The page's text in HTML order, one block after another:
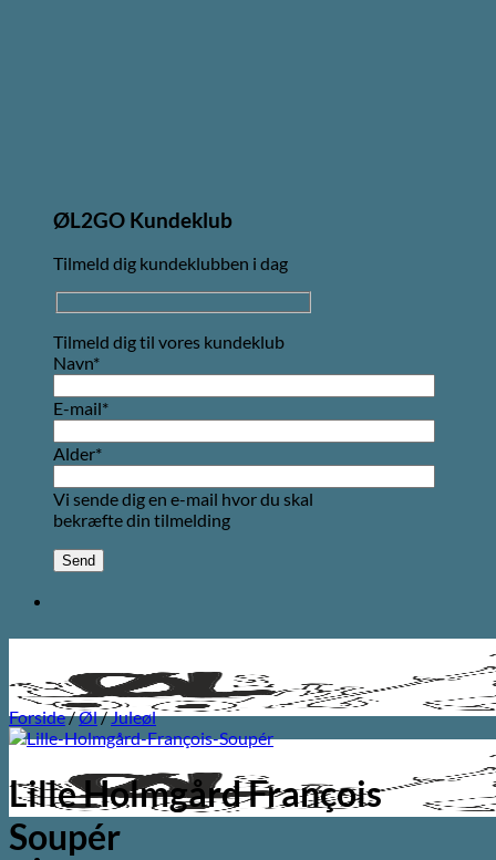
ØL2GO Kundeklub
Tilmeld dig kundeklubben i dag
Tilmeld dig til vores kundeklub
Navn*
E-mail*
Alder*
Vi sende dig en e-mail hvor du skal
bekræfte din tilmelding
Forside/Øl/Juleøl
Lille Holmgård François
Soupér